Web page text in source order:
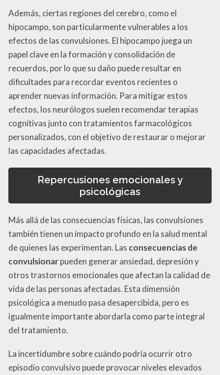
Además, ciertas regiones del cerebro, como el
hipocampo, son particularmente vulnerables a los
efectos de las convulsiones. El hipocampo juega un
papel clave en la formación y consolidación de
recuerdos, por lo que su daño puede resultar en
dificultades para recordar eventos recientes o
aprender nuevas información. Para mitigar estos
efectos, los neurólogos suelen recomendar terapias
cognitivas junto con tratamientos farmacológicos
personalizados, con el objetivo de restaurar o mejorar
las capacidades afectadas.
Repercusiones emocionales y
psicológicas
Más allá de las consecuencias físicas, las convulsiones
también tienen un impacto profundo en la salud mental
de quienes las experimentan. Las consecuencias de
convulsionarpueden generar ansiedad, depresión y
otros trastornos emocionales que afectan la calidad de
vida de las personas afectadas. Esta dimensión
psicológica a menudo pasa desapercibida, pero es
igualmente importante abordarla como parte integral
del tratamiento.
La incertidumbre sobre cuándo podría ocurrir otro
episodio convulsivo puede provocar niveles elevados